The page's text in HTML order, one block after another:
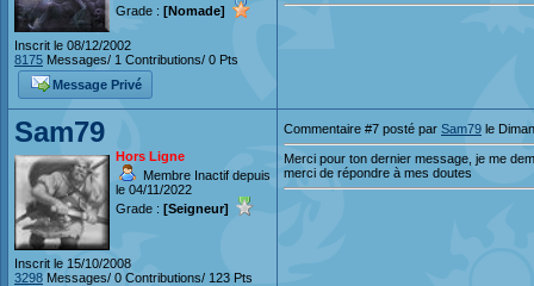
Grade : [Nomade]
Inscrit le 08/12/2002
8175 Messages/ 1 Contributions/ 0 Pts
Message Privé
Sam79
Hors Ligne
Membre Inactif depuis
le 04/11/2022
Grade : [Seigneur]
Inscrit le 15/10/2008
3298 Messages/ 0 Contributions/ 123 Pts
Commentaire #7 posté par Sam79 le
Merci pour ton dernier message, je me
merci de répondre à mes doutes